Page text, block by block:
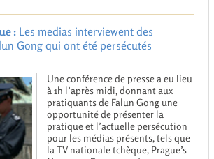
: Les medias interviewent des
Gong qui ont été persécutés
Une conférence de presse a eu lieu
à 1h l’après midi, donnant aux
pratiquants de Falun Gong une
opportunité de présenter la
pratique et l’actuelle persécution
pour les médias présents, tels que
la TV nationale tchèque, Prague’s